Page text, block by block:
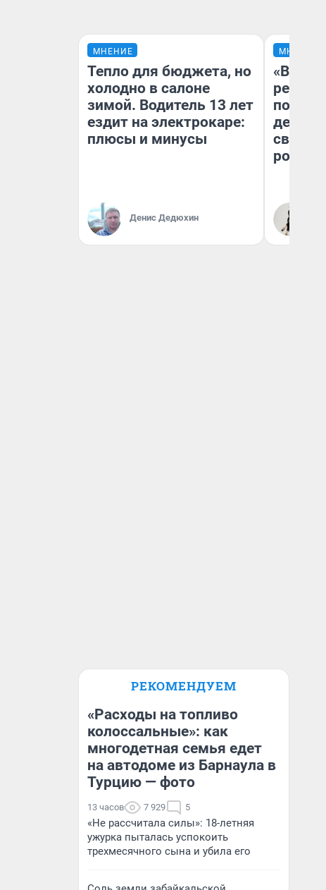
МНЕНИЕ
Тепло для бюджета, но
холодно в салоне
зимой. Водитель 13 лет
ездит на электрокаре:
плюсы и минусы
Денис Дедюхин
МНЕНИЕ
РЕКОМЕНДУЕМ
«Расходы на топливо
колоссальные»: как
многодетная семья едет
на автодоме из Барнаула в
Турцию — фото
13 часов 7 929 5
«Не рассчитала силы»: 18-летняя
ужурка пыталась успокоить
трехмесячного сына и убила его